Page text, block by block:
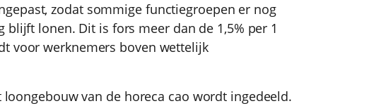
zodat sommige functiegroepen er nog
lonen. Dit is fors meer dan de 1,5% per 1
voor werknemers boven wettelijk
van de horeca cao wordt ingedeeld.